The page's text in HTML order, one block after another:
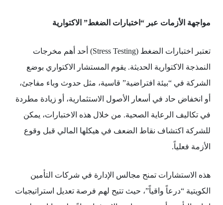
مواجهة الأزمات عبر “اختبارات الضغط” الاكتوارية
تعتبر اختبارات الضغط (Stress Testing) أحد أهم مخرجات
النمذجة الاكتوارية الحديثة. يقوم المستشار الاكتواري بوضع
الشركة في “بيئة افتراضية” قاسية، مثل حدوث وباء مفاجئ،
أو انخفاض حاد في أسعار الأصول الاستثمارية، أو زيادة مطردة
في تكاليف الرعاية الصحية. من خلال هذه الاختبارات، يمكن
للشركة اكتشاف نقاط الضعف في هيكلها المالي قبل وقوع
الأزمة فعلياً.
هذه الاستشارات تمنح مجالس الإدارة في شركات التأمين
الكويتية “درعاً واقياً”، حيث تتيح لهم فرصة تعديل استراتيجيات